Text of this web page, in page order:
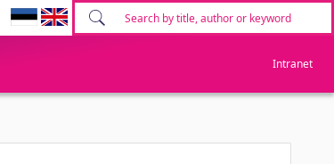
Intranet